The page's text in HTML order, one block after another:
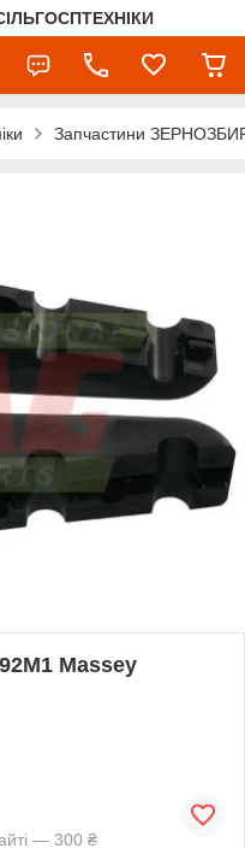
Запчастини
Massey
— 300 ₴